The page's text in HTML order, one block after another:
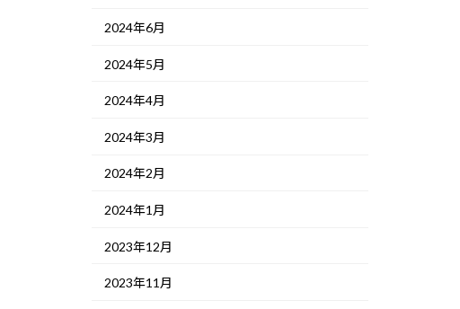
2024年6月
2024年5月
2024年4月
2024年3月
2024年2月
2024年1月
2023年12月
2023年11月